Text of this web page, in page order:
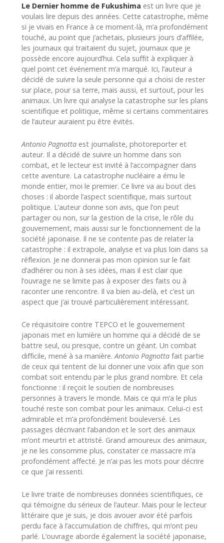
Le Dernier homme de Fukushima est un livre que je
voulais lire depuis des années. Cette catastrophe, même
si je vivais en France à ce moment-là, m’a profondément
touché, au point que j’achetais, plusieurs jours d’affilée,
les journaux qui traitaient du sujet, journaux que je
possède encore aujourd’hui. Cela suffit à expliquer à
quel point cet événement m’a marqué. Ici, l’auteur a
décidé de suivre la seule personne qui a choisi de rester
sur place, pour sa terre, mais aussi, et surtout, pour les
animaux. Un livre qui analyse la catastrophe sur les plans
scientifique et politique, même si certains commentaires
de l’auteur auraient pu être évités.
Antonio Pagnotta est journaliste, photoreporter et
auteur. Il a décidé de suivre un homme dans son
combat, et le lecteur est invité à l’accompagner dans
cette aventure. La catastrophe nucléaire a ému le
monde entier, moi le premier. Ce livre va au bout des
choses : il aborde l’aspect scientifique, mais surtout
politique. L’auteur donne son avis, que l’on peut
partager ou non, sur la gestion de la crise, le rôle du
gouvernement, mais aussi sur le fonctionnement de la
société japonaise. Il ne se contente pas de relater la
catastrophe : il extrapole, analyse et va plus loin dans sa
réflexion. Je ne donnerai pas mon opinion sur le fait
d’adhérer ou non à ses idées, mais il est clair que
l’ouvrage ne se limite pas à exposer des faits ou à
raconter une rencontre. Il va bien au-delà, et c’est un
aspect que j’ai trouvé particulièrement intéressant.
Ce réquisitoire contre TEPCO et le gouvernement
japonais met en lumière un homme qui a décidé de se
battre seul, ou presque, contre un géant. Un combat
difficile, mené à sa manière. Antonio Pagnotta fait partie
de ceux qui tentent de lui donner une voix afin que son
combat soit entendu par le plus grand nombre. Et cela
fonctionne : il reçoit le soutien de nombreuses
personnes à travers le monde. Mais ce qui m’a le plus
touché reste son combat pour les animaux. Celui-ci est
admirable et m’a profondément bouleversé. Les
passages décrivant l’abandon et le sort des animaux
m’ont meurtri et attristé. Grand amoureux des animaux,
je ne les consomme plus, constater ce massacre m’a
profondément affecté. Je n’ai pas les mots pour décrire
ce que j’ai ressenti.
Le livre traite de nombreuses données scientifiques, ce
qui témoigne du sérieux de l’auteur. Mais pour le lecteur
littéraire que je suis, je dois avouer avoir été parfois
perdu face à l’accumulation de chiffres, qui m’ont peu
parlé. L’ouvrage aborde également la société japonaise,